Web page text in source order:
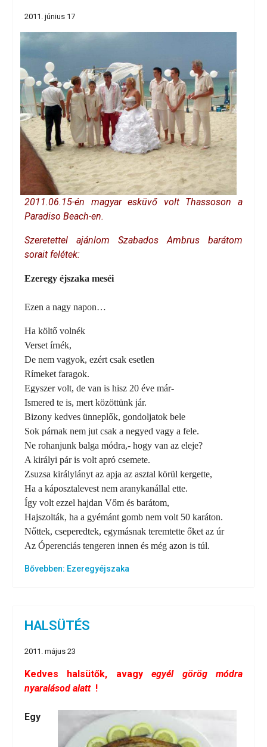
2011. június 17
2011.06.15-én magyar esküvő volt Thassoson a
Paradiso Beach-en.
Szeretettel ajánlom Szabados Ambrus barátom
sorait felétek:
Ezeregy éjszaka meséi
Ezen a nagy napon…
Ha költő volnék
Verset írnék,
De nem vagyok, ezért csak esetlen
Rímeket faragok.
Egyszer volt, de van is hisz 20 éve már-
Ismered te is, mert közöttünk jár.
Bizony kedves ünneplők, gondoljatok bele
Sok párnak nem jut csak a negyed vagy a fele.
Ne rohanjunk balga módra,- hogy van az eleje?
A királyi pár is volt apró csemete.
Zsuzsa királylányt az apja az asztal körül kergette,
Ha a káposztalevest nem aranykanállal ette.
Így volt ezzel hajdan Vőm és barátom,
Hajszolták, ha a gyémánt gomb nem volt 50 karáton.
Nőttek, cseperedtek, egymásnak teremtette őket az úr
Az Óperenciás tengeren innen és még azon is túl.
Bővebben: Ezeregyéjszaka
HALSÜTÉS
2011. május 23
Kedves halsütők, avagyegyél görög módra
nyaralásod alatt!
Egy